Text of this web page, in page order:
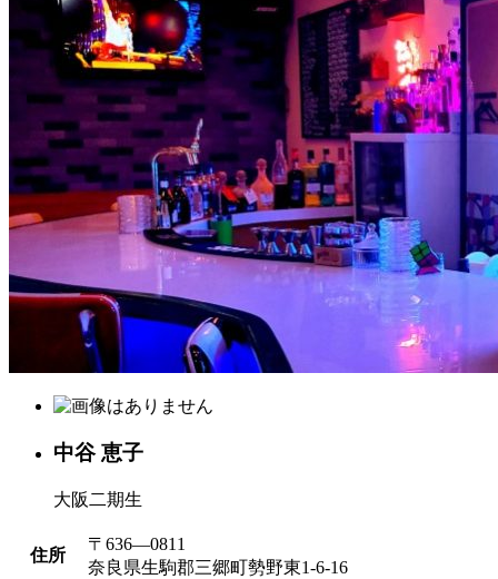
中谷 恵子
大阪二期生
住所
〒636―0811
奈良県生駒郡三郷町勢野東1-6-16